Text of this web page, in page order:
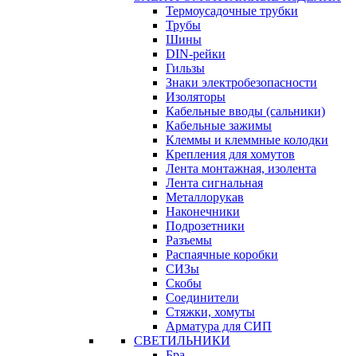
Термоусадочные трубки
Трубы
Шины
DIN-рейки
Гильзы
Знаки электробезопасности
Изоляторы
Кабельные вводы (сальники)
Кабельные зажимы
Клеммы и клеммные колодки
Крепления для хомутов
Лента монтажная, изолента
Лента сигнальная
Металлорукав
Наконечники
Подрозетники
Разъемы
Распаячные коробки
СИЗы
Скобы
Соединители
Стяжки, хомуты
Арматура для СИП
СВЕТИЛЬНИКИ